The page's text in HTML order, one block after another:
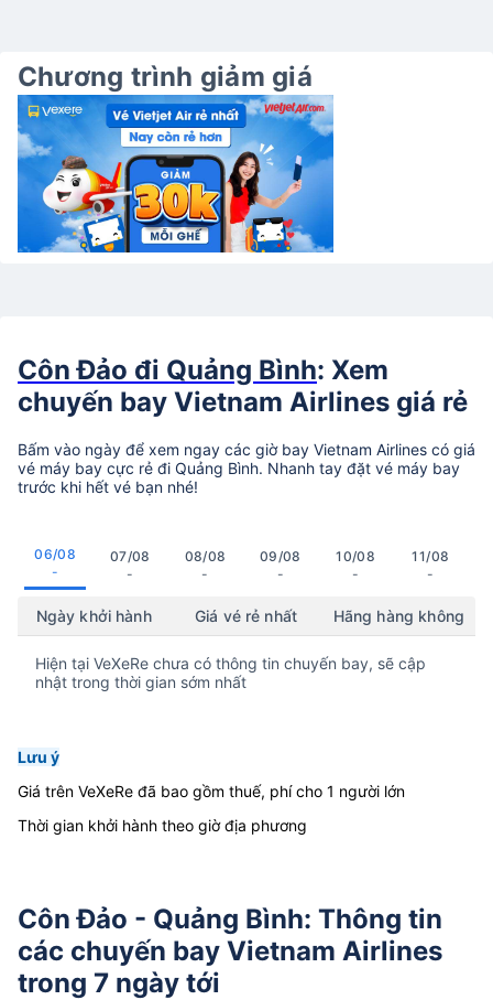
Chương trình giảm giá
Côn Đảo đi Quảng Bình: Xem
chuyến bay Vietnam Airlines giá rẻ
Bấm vào ngày để xem ngay các giờ bay Vietnam Airlines có giá
vé máy bay cực rẻ đi Quảng Bình. Nhanh tay đặt vé máy bay
trước khi hết vé bạn nhé!
06/08
-
07/08
-
08/08
-
09/08
-
10/08
-
11/08
-
Ngày khởi hành Giá vé rẻ nhất Hãng hàng không
Hiện tại VeXeRe chưa có thông tin chuyến bay, sẽ cập
nhật trong thời gian sớm nhất
Lưu ý
Giá trên VeXeRe đã bao gồm thuế, phí cho 1 người lớn
Thời gian khởi hành theo giờ địa phương
Côn Đảo - Quảng Bình: Thông tin
các chuyến bay Vietnam Airlines
trong 7 ngày tới